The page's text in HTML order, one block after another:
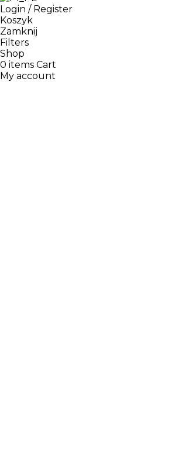
Login / Register
Koszyk
Zamknij
Filters
Shop
0 items Cart
My account